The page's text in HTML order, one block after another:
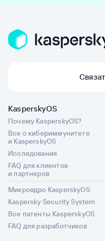
KasperskyOS
Почему KasperskyOS?
Все о кибериммунитете
и KasperskyOS
Исследования
FAQ для клиентов
и партнеров
Микроядро KasperskyOS
Kaspersky Security System
Все патенты KasperskyOS
FAQ для разработчиков